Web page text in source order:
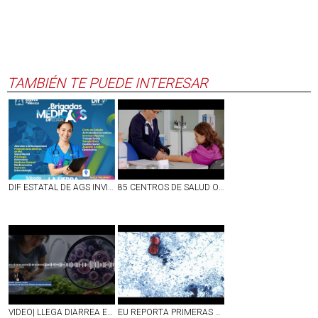
TAMBIÉN TE PUEDE INTERESAR
DIF ESTATAL DE AGS INVITA A LAS FAMILIAS DE VILLA JUÁREZ A BRIGADA MÉDICA GRATUITA ESTE 8 DE AGOSTO 85 CENTROS DE SALUD OFRECEN ATENCIÓN GRATUITA EN TODO EL TERRITORIO ESTATAL DE AGS
VIDEO| LLEGA DIARREA EXPLOSIVA A AGS EU REPORTA PRIMERAS DOS MUERTES POR `DIARREA EXPLOSIVA´ A CAUSA DE CYCLOSPORA; SUMAN MÁS DE 4 MIL CASOS CONFIRMADOS